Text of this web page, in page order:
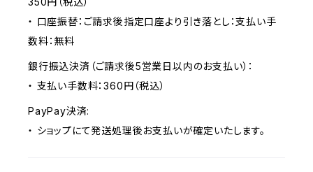
・ 口座振替：ご請求後指定口座より引き落とし：支払い手
数料：無料
銀行振込決済（ご請求後5営業日以内のお支払い）：
・ 支払い手数料：360円（税込）
PayPay決済:
・ ショップにて発送処理後お支払いが確定いたします。